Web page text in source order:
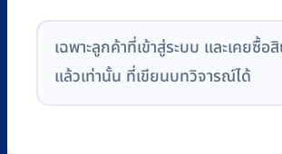
เฉพาะลูกค้าที่เข้าสู่ระบบ และเคยซื้อ
แล้วเท่านั้น ที่เขียนบทวิจารณ์ได้